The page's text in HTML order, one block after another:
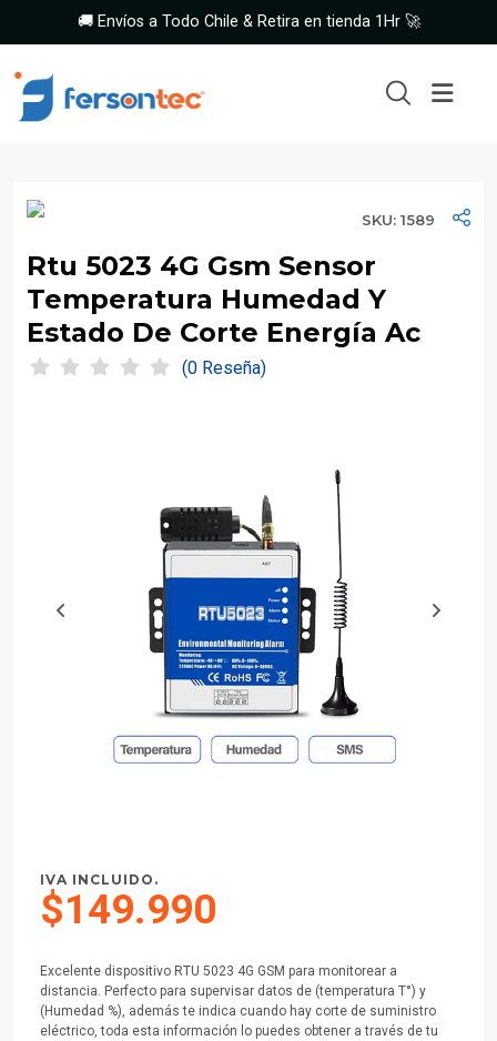
🚚 Envíos a Todo Chile & Retira en tienda 1Hr 🚀
SKU: 1589
Rtu 5023 4G Gsm Sensor
Temperatura Humedad Y
Estado De Corte Energía Ac
(0 Reseña)
IVA INCLUIDO.
$149.990
Excelente dispositivo RTU 5023 4G GSM para monitorear a
distancia. Perfecto para supervisar datos de (temperatura T°) y
(Humedad %), además te indica cuando hay corte de suministro
eléctrico, toda esta información lo puedes obtener a través de tu